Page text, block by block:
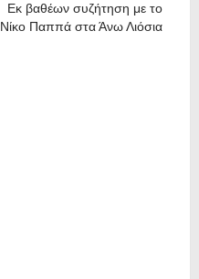
Εκ βαθέων συζήτηση με το
Νίκο Παππά στα Άνω Λιόσια